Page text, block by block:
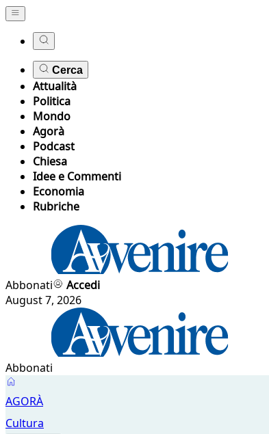
Cerca
Attualità
Politica
Mondo
Agorà
Podcast
Chiesa
Idee e Commenti
Economia
Rubriche
Abbonati
Accedi
August 7, 2026
Abbonati
AGORÀ
Cultura